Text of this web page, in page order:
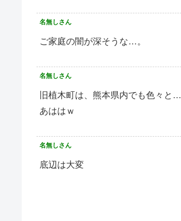
名無しさん
ご家庭の闇が深そうな…。
名無しさん
旧植木町は、熊本県内でも色々と…
あははｗ
名無しさん
底辺は大変